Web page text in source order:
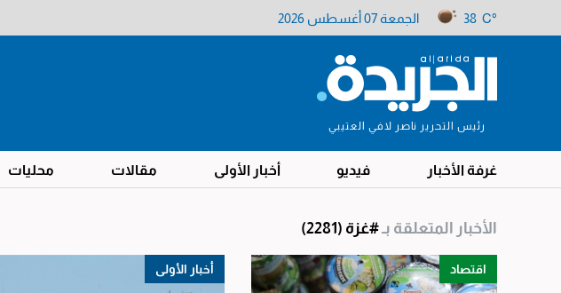
38 C° الجمعة 07 أغسطس 2026
رئيس التحرير ناصر لافي العتيبي
غرفة الأخبار فيديو أخبار الأولى مقالات محليات
الأخبار المتعلقة بـ#غزة (2281)
اقتصاد أخبار الأولى